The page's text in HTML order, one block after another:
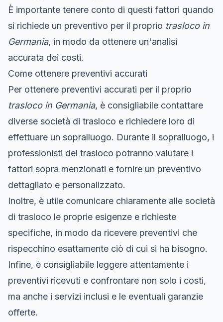
È importante tenere conto di questi fattori quando
si richiede un preventivo per il proprio trasloco in
Germania, in modo da ottenere un'analisi
accurata dei costi.
Come ottenere preventivi accurati
Per ottenere preventivi accurati per il proprio
trasloco in Germania, è consigliabile contattare
diverse società di trasloco e richiedere loro di
effettuare un sopralluogo. Durante il sopralluogo, i
professionisti del trasloco potranno valutare i
fattori sopra menzionati e fornire un preventivo
dettagliato e personalizzato.
Inoltre, è utile comunicare chiaramente alle società
di trasloco le proprie esigenze e richieste
specifiche, in modo da ricevere preventivi che
rispecchino esattamente ciò di cui si ha bisogno.
Infine, è consigliabile leggere attentamente i
preventivi ricevuti e confrontare non solo i costi,
ma anche i servizi inclusi e le eventuali garanzie
offerte.